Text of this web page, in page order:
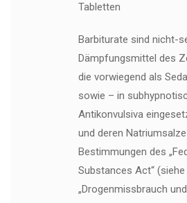
Tabletten
Barbiturate sind nicht-
Dämpfungsmittel des
die vorwiegend als
sowie – in
Antikonvulsiva
und deren
Bestimmungen des
Substances Act“
„Drogenmissbrauch